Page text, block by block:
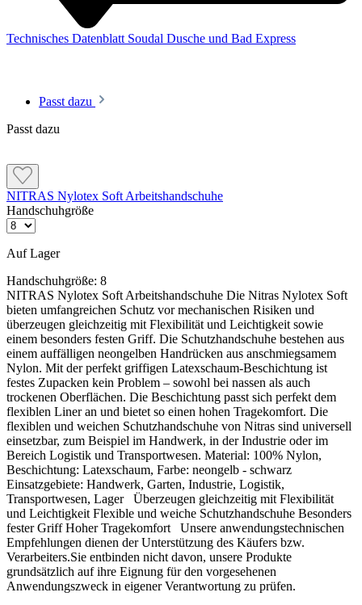
Silikonpresse an die Fuge ansetzten und gleichmäßig
auftragen
Fugen mit Glättmittel oder Spülmittelwasser einsprühen
unverbindlichen Orientierung. Alle Empfehlungen dienen zur Unterstützung. Sie
entbinden nicht davon, die Produkte grundsätzlich auf Eignung in eigener
Abdichtung von Fliesenfugen in Sanitärbereichen
Verarbeitung
Kartusche mit Silikon aufschneiden, auf die Fugen angepasst
Silikonpresse an die Fuge ansetzten und gleichmäßig auftragen
Fugen mit Glättmittel oder Spülmittelwasser einsprühen
Mit einem Silikon-Abzieher den Überschuss abtragen
Technisches Datenblatt Soudal Dusche und Bad Express
Passt dazu
Passt dazu
NITRAS Nylotex Soft Arbeitshandschuhe
Handschuhgröße
Auf Lager
Handschuhgröße: 8
NITRAS Nylotex Soft Arbeitshandschuhe Die Nitras Nylotex Soft
bieten umfangreichen Schutz vor mechanischen Risiken und
überzeugen gleichzeitig mit Flexibilität und Leichtigkeit sowie
einem besonders festen Griff. Die Schutzhandschuhe bestehen aus
einem auffälligen neongelben Handrücken aus anschmiegsamem
Nylon. Mit der perfekt griffigen Latexschaum-Beschichtung ist
festes Zupacken kein Problem – sowohl bei nassen als auch
trockenen Oberflächen. Die Beschichtung passt sich perfekt dem
flexiblen Liner an und bietet so einen hohen Tragekomfort. Die
flexiblen und weichen Schutzhandschuhe von Nitras sind universell
einsetzbar, zum Beispiel im Handwerk, in der Industrie oder im
Bereich Logistik und Transportwesen. Material: 100% Nylon,
Beschichtung: Latexschaum, Farbe: neongelb - schwarz
Einsatzgebiete: Handwerk, Garten, Industrie, Logistik,
Transportwesen, Lager Überzeugen gleichzeitig mit Flexibilität
und Leichtigkeit Flexible und weiche Schutzhandschuhe Besonders
fester Griff Hoher Tragekomfort Unsere anwendungstechnischen
Empfehlungen dienen der Unterstützung des Käufers bzw.
Verarbeiters.Sie entbinden nicht davon, unsere Produkte
grundsätzlich auf ihre Eignung für den vorgesehenen
Anwendungszweck in eigener Verantwortung zu prüfen.